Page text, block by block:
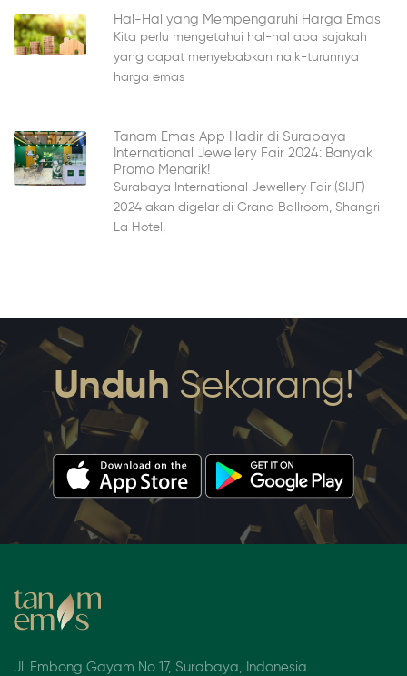
Hal-Hal yang Mempengaruhi Harga Emas
Kita perlu mengetahui hal-hal apa sajakah
yang dapat menyebabkan naik-turunnya
harga emas
Tanam Emas App Hadir di Surabaya
International Jewellery Fair 2024: Banyak
Promo Menarik!
Surabaya International Jewellery Fair (SIJF)
2024 akan digelar di Grand Ballroom, Shangri
La Hotel,
Unduh Sekarang!
Jl. Embong Gayam No 17, Surabaya, Indonesia